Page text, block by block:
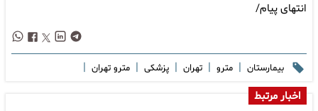
انتهای پیام/
بیمارستان | مترو | تهران | پزشکی | مترو تهران |
اخبار مرتبط